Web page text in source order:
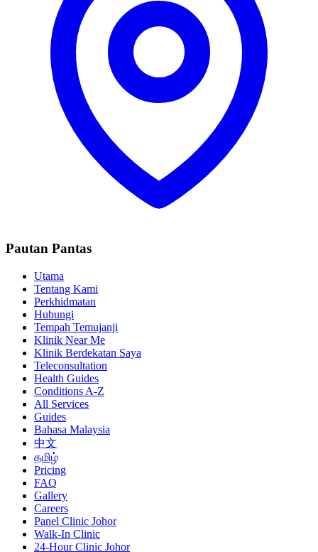
Pautan Pantas
Utama
Tentang Kami
Perkhidmatan
Hubungi
Tempah Temujanji
Klinik Near Me
Klinik Berdekatan Saya
Teleconsultation
Health Guides
Conditions A-Z
All Services
Guides
Bahasa Malaysia
中文
தமிழ்
Pricing
FAQ
Gallery
Careers
Panel Clinic Johor
Walk-In Clinic
24-Hour Clinic Johor